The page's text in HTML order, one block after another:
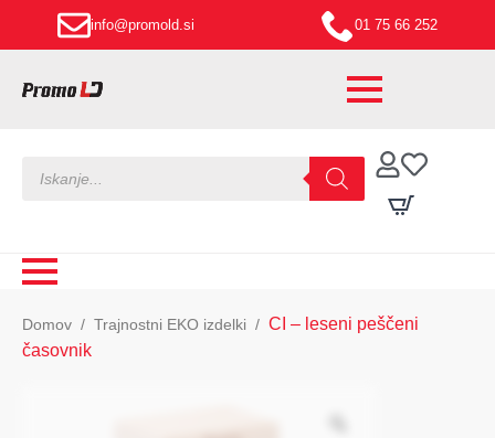
info@promold.si 01 75 66 252
search
Domov Trajnostni EKO izdelki
CI – leseni peščeni
časovnik